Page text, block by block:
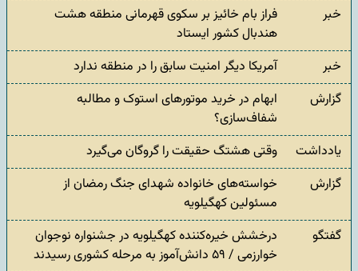
خبر
فراز بام خائیز بر سکوی قهرمانی منطقه هشت
هندبال کشور ایستاد
خبر
آمریکا دیگر امنیت سابق را در منطقه ندارد
گزارش
ابهام در خرید موتورهای استوک و مطالبه
شفاف‌سازی؟
یادداشت
وقتی هشتگ حقیقت را گروگان می‌گیرد
گزارش
خواسته‌های خانواده شهدای جنگ رمضان از
مسئولین کهگیلویه
گفتگو
درخشش خیره‌کننده کهگیلویه در جشنواره نوجوان
خوارزمی / ۵۹ دانش‌آموز به مرحله کشوری رسیدند